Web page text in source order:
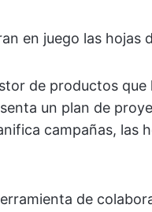
en juego las hojas
de productos
un plan de
campañas, las
de